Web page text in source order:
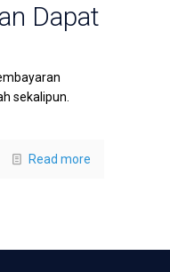
Dapat
sekalipun.
Read more